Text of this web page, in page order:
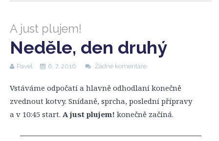
A just plujem!
Neděle, den druhý
Pavel 6. 7. 2016 Žádné komentáře
Vstáváme odpočatí a hlavně odhodlaní konečně
zvednout kotvy. Snídaně, sprcha, poslední přípravy
a v 10:45 start. A just plujem! konečně začíná.